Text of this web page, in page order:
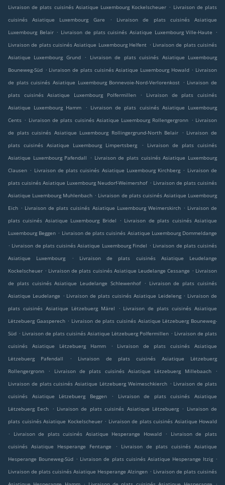
Livraison de plats cuisinés Asiatique Luxembourg Kockelscheuer . Livraison de plats
cuisinés Asiatique Luxembourg Gare
.
Livraison de plats cuisinés Asiatique
Luxembourg Belair . Livraison de plats cuisinés Asiatique Luxembourg Ville-Haute
.
Livraison de plats cuisinés Asiatique Luxembourg Helfent . Livraison de plats cuisinés
Asiatique Luxembourg Grund
.
Livraison de plats cuisinés Asiatique Luxembourg
Bouneweg-Süd . Livraison de plats cuisinés Asiatique Luxembourg Howald . Livraison
de plats cuisinés Asiatique Luxembourg Bonnevoie-Nord-Verlorenkost . Livraison de
plats cuisinés Asiatique Luxembourg Polfermillen
.
Livraison de plats cuisinés
Asiatique Luxembourg Hamm
. Livraison de plats cuisinés Asiatique Luxembourg
Cents . Livraison de plats cuisinés Asiatique Luxembourg Rollengergronn . Livraison
de plats cuisinés Asiatique Luxembourg Rollingergrund-North Belair
. Livraison de
plats cuisinés Asiatique Luxembourg Limpertsberg
.
Livraison de plats cuisinés
Asiatique Luxembourg Pafendall
. Livraison de plats cuisinés Asiatique Luxembourg
Clausen . Livraison de plats cuisinés Asiatique Luxembourg Kirchberg . Livraison de
plats cuisinés Asiatique Luxembourg Neudorf-Weimershof . Livraison de plats cuisinés
Asiatique Luxembourg Muhlenbach . Livraison de plats cuisinés Asiatique Luxembourg
Eich . Livraison de plats cuisinés Asiatique Luxembourg Weimerskirch . Livraison de
plats cuisinés Asiatique Luxembourg Bridel
. Livraison de plats cuisinés Asiatique
Luxembourg Beggen . Livraison de plats cuisinés Asiatique Luxembourg Dommeldange
. Livraison de plats cuisinés Asiatique Luxembourg Findel . Livraison de plats cuisinés
Asiatique Luxembourg
.
Livraison de plats cuisinés Asiatique Leudelange
Kockelscheuer . Livraison de plats cuisinés Asiatique Leudelange Cessange . Livraison
de plats cuisinés Asiatique Leudelange Schlewenhof
. Livraison de plats cuisinés
Asiatique Leudelange . Livraison de plats cuisinés Asiatique Leideleng . Livraison de
plats cuisinés Asiatique Lëtzebuerg Märel
. Livraison de plats cuisinés Asiatique
Lëtzebuerg Gaasperech . Livraison de plats cuisinés Asiatique Lëtzebuerg Bouneweg-
Süd . Livraison de plats cuisinés Asiatique Lëtzebuerg Polfermillen . Livraison de plats
cuisinés Asiatique Lëtzebuerg Hamm
.
Livraison de plats cuisinés Asiatique
Lëtzebuerg Pafendall
.
Livraison de plats cuisinés Asiatique Lëtzebuerg
Rollengergronn
. Livraison de plats cuisinés Asiatique Lëtzebuerg Millebaach
.
Livraison de plats cuisinés Asiatique Lëtzebuerg Weimeschkierch . Livraison de plats
cuisinés Asiatique Lëtzebuerg Beggen
.
Livraison de plats cuisinés Asiatique
Lëtzebuerg Eech
. Livraison de plats cuisinés Asiatique Lëtzebuerg . Livraison de
plats cuisinés Asiatique Kockelscheuer . Livraison de plats cuisinés Asiatique Howald
.
Livraison de plats cuisinés Asiatique Hesperange Howald .
Livraison de plats
cuisinés Asiatique Hesperange Fentange
.
Livraison de plats cuisinés Asiatique
Hesperange Bouneweg-Süd . Livraison de plats cuisinés Asiatique Hesperange Itzig .
Livraison de plats cuisinés Asiatique Hesperange Alzingen . Livraison de plats cuisinés
.
.